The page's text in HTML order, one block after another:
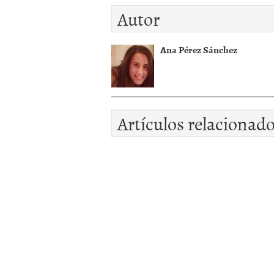
Autor
Ana Pérez Sánchez
Artículos